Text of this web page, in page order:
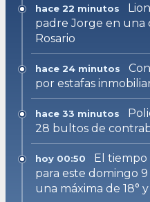
hace 22 minutos
padre Jorge en una
Rosario
hace 24 minutos
por estafas
hace 33 minutos
28 bultos de
hoy 00:50
El tiempo
para este domingo
una máxima de 18°